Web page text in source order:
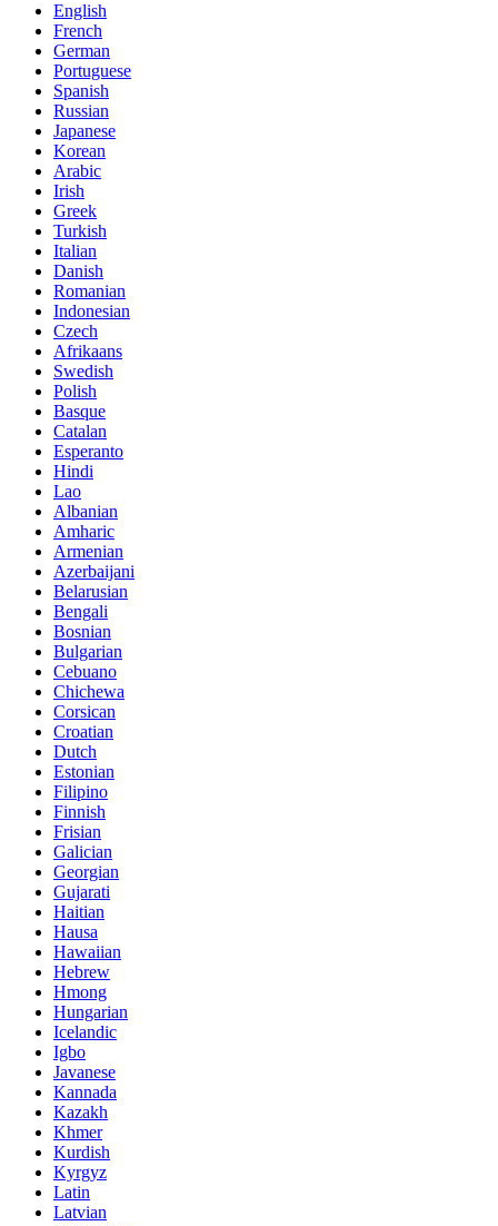
English
French
German
Portuguese
Spanish
Russian
Japanese
Korean
Arabic
Irish
Greek
Turkish
Italian
Danish
Romanian
Indonesian
Czech
Afrikaans
Swedish
Polish
Basque
Catalan
Esperanto
Hindi
Lao
Albanian
Amharic
Armenian
Azerbaijani
Belarusian
Bengali
Bosnian
Bulgarian
Cebuano
Chichewa
Corsican
Croatian
Dutch
Estonian
Filipino
Finnish
Frisian
Galician
Georgian
Gujarati
Haitian
Hausa
Hawaiian
Hebrew
Hmong
Hungarian
Icelandic
Igbo
Javanese
Kannada
Kazakh
Khmer
Kurdish
Kyrgyz
Latin
Latvian